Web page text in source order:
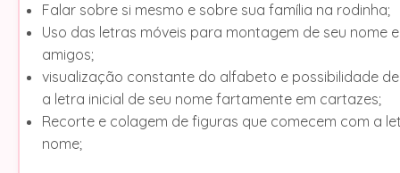
Falar sobre si mesmo e sobre sua família na rodinha;
Uso das letras móveis para montagem de seu nome
amigos;
visualização constante do alfabeto e possibilidade
a letra inicial de seu nome fartamente em cartazes;
Recorte e colagem de figuras que comecem com a
nome;